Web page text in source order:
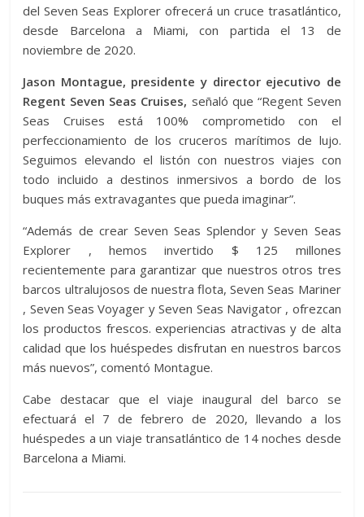
del Seven Seas Explorer ofrecerá un cruce trasatlántico,
desde Barcelona a Miami, con partida el 13 de
noviembre de 2020.
Jason Montague, presidente y director ejecutivo de
Regent Seven Seas Cruises, señaló que “Regent Seven
Seas Cruises está 100% comprometido con el
perfeccionamiento de los cruceros marítimos de lujo.
Seguimos elevando el listón con nuestros viajes con
todo incluido a destinos inmersivos a bordo de los
buques más extravagantes que pueda imaginar”.
“Además de crear Seven Seas Splendor y Seven Seas
Explorer , hemos invertido $ 125 millones
recientemente para garantizar que nuestros otros tres
barcos ultralujosos de nuestra flota, Seven Seas Mariner
, Seven Seas Voyager y Seven Seas Navigator , ofrezcan
los productos frescos. experiencias atractivas y de alta
calidad que los huéspedes disfrutan en nuestros barcos
más nuevos”, comentó Montague.
Cabe destacar que el viaje inaugural del barco se
efectuará el 7 de febrero de 2020, llevando a los
huéspedes a un viaje transatlántico de 14 noches desde
Barcelona a Miami.